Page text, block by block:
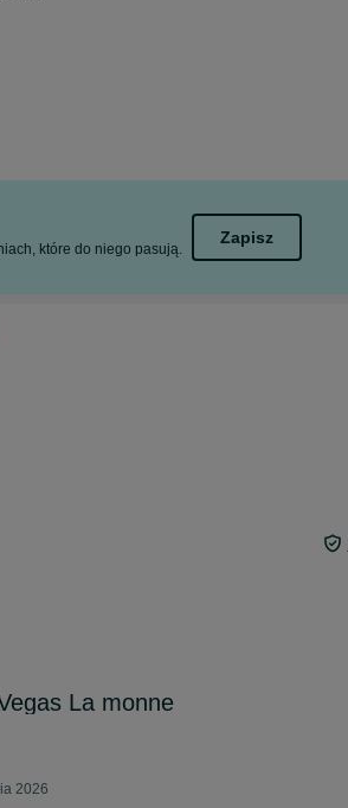
które do niego pasują.
Zapisz
La monne
2026